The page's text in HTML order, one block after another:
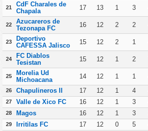
21
CdF Charales de
Chapala
17 13 1 3
22
Azucareros de
Tezonapa FC
16 12 2 2
23
Deportivo
CAFESSA Jalisco
15 12 2 1
24
FC Diablos
Tesistan
15 12 1 2
25
Morelia Ud
Michoacana
14 12 1 1
26 Chapulineros II 17 12 1 4
27 Valle de Xico FC 16 12 1 3
28 Magos 16 12 1 3
29 Irritilas FC 17 12 0 5